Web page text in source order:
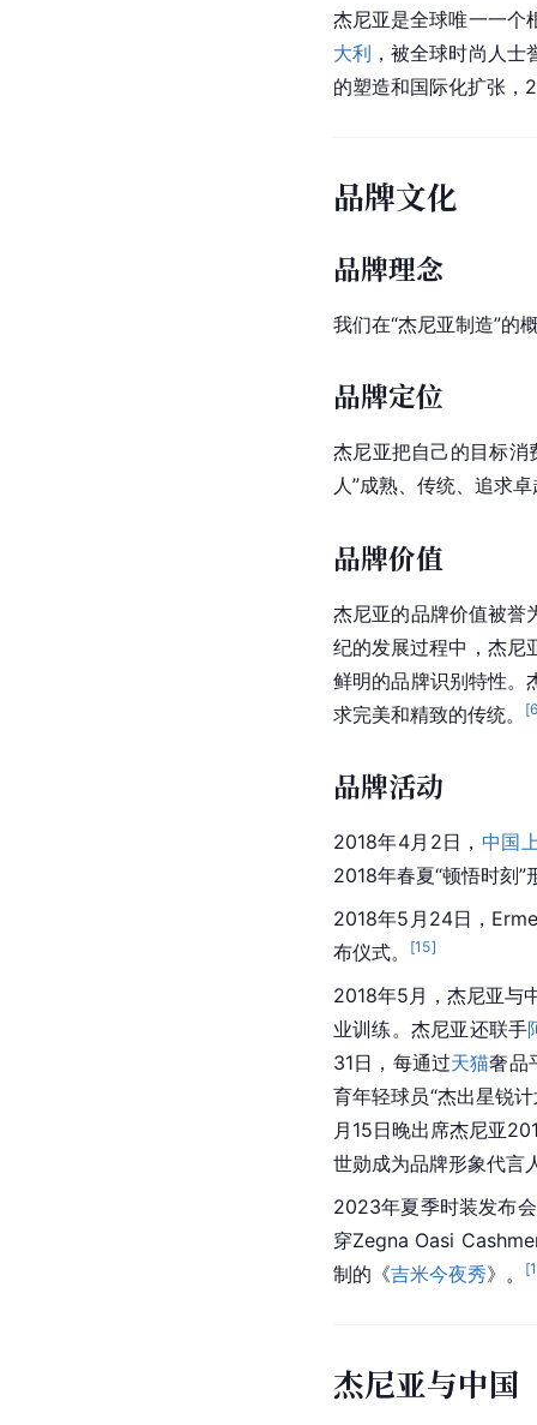
杰尼亚是全球唯一一个
大利 ，被全球时尚人
的塑造和国际化扩张
品牌文化
品牌理念
我们在“杰尼亚制造”的
品牌定位
杰尼亚把自己的目标
人”成熟、传统、追求
品牌价值
杰尼亚的品牌价值被誉
纪的发展过程中，杰尼
鲜明的品牌识别特性。
求完美和精致的传统。
[
品牌活动
2018年4月2日， 中国
2018年春夏“顿悟时刻
2018年5月24日，
布仪式。
[15]
2018年5月，杰尼亚与
业训练。杰尼亚还联手
31日，每通过天猫奢品
育年轻球员“杰出星锐
月15日晚出席杰尼亚
世勋成为品牌形象代言
2023年夏季时装发布
穿Zegna Oasi
制的《吉米今夜秀》。 [
杰尼亚与中国